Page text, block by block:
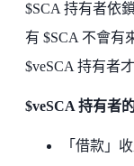
$SCA 持有者依
有 $SCA 不會有
$veSCA 持有者
$veSCA 持有者
「借款」